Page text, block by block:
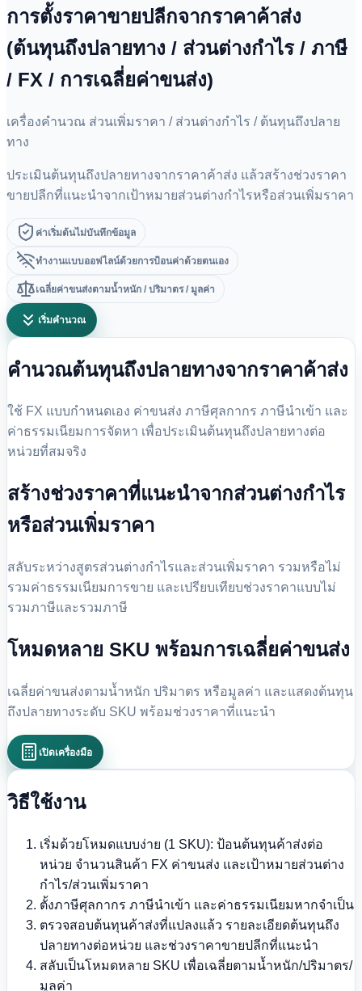
การตั้งราคาขายปลีกจากราคาค้าส่ง
(ต้นทุนถึงปลายทาง / ส่วนต่างกำไร / ภาษี
/ FX / การเฉลี่ยค่าขนส่ง)
เครื่องคำนวณ ส่วนเพิ่มราคา / ส่วนต่างกำไร / ต้นทุนถึงปลาย
ทาง
ประเมินต้นทุนถึงปลายทางจากราคาค้าส่ง แล้วสร้างช่วงราคา
ขายปลีกที่แนะนำจากเป้าหมายส่วนต่างกำไรหรือส่วนเพิ่มราคา
ค่าเริ่มต้นไม่บันทึกข้อมูล
ทำงานแบบออฟไลน์ด้วยการป้อนค่าด้วยตนเอง
เฉลี่ยค่าขนส่งตามน้ำหนัก / ปริมาตร / มูลค่า
เริ่มคำนวณ
คำนวณต้นทุนถึงปลายทางจากราคาค้าส่ง
ใช้ FX แบบกำหนดเอง ค่าขนส่ง ภาษีศุลกากร ภาษีนำเข้า และ
ค่าธรรมเนียมการจัดหา เพื่อประเมินต้นทุนถึงปลายทางต่อ
หน่วยที่สมจริง
สร้างช่วงราคาที่แนะนำจากส่วนต่างกำไร
หรือส่วนเพิ่มราคา
สลับระหว่างสูตรส่วนต่างกำไรและส่วนเพิ่มราคา รวมหรือไม่
รวมค่าธรรมเนียมการขาย และเปรียบเทียบช่วงราคาแบบไม่
รวมภาษีและรวมภาษี
โหมดหลาย SKU พร้อมการเฉลี่ยค่าขนส่ง
เฉลี่ยค่าขนส่งตามน้ำหนัก ปริมาตร หรือมูลค่า และแสดงต้นทุน
ถึงปลายทางระดับ SKU พร้อมช่วงราคาที่แนะนำ
เปิดเครื่องมือ
วิธีใช้งาน
เริ่มด้วยโหมดแบบง่าย (1 SKU): ป้อนต้นทุนค้าส่งต่อ
หน่วย จำนวนสินค้า FX ค่าขนส่ง และเป้าหมายส่วนต่าง
กำไร/ส่วนเพิ่มราคา
ตั้งภาษีศุลกากร ภาษีนำเข้า และค่าธรรมเนียมหากจำเป็น
ตรวจสอบต้นทุนค้าส่งที่แปลงแล้ว รายละเอียดต้นทุนถึง
ปลายทางต่อหน่วย และช่วงราคาขายปลีกที่แนะนำ
สลับเป็นโหมดหลาย SKU เพื่อเฉลี่ยตามน้ำหนัก/ปริมาตร/
มูลค่า